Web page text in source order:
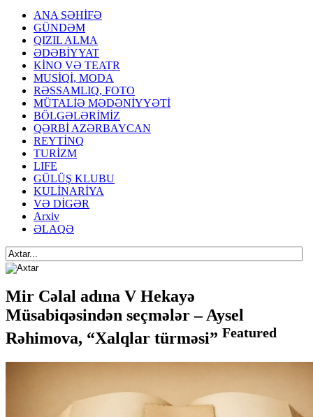
ANA SƏHİFƏ
GÜNDƏM
QIZIL ALMA
ƏDƏBİYYAT
KİNO VƏ TEATR
MUSİQİ, MODA
RƏSSAMLIQ, FOTO
MÜTALİƏ MƏDƏNİYYƏTİ
BÖLGƏLƏRİMİZ
QƏRBİ AZƏRBAYCAN
REYTİNQ
TURİZM
LIFE
GÜLÜŞ KLUBU
KULİNARİYA
VƏ DİGƏR
Arxiv
ƏLAQƏ
Mir Cəlal adına V Hekayə
Müsabiqəsindən seçmələr – Aysel
Rəhimova, “Xalqlar türməsi” Featured